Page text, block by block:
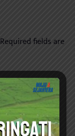
Required fields are